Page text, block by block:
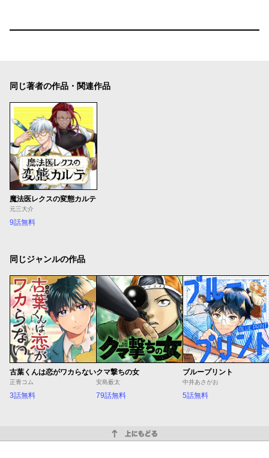
同じ著者の作品・関連作品
魔法医レクスの変態カルテ
元三大介
9話無料
同じジャンルの作品
古葉くんは恋がワカらない
正青コム
3話無料
クマ撃ちの女
安島薮太
79話無料
ブループリント
中井あさがお
5話無料